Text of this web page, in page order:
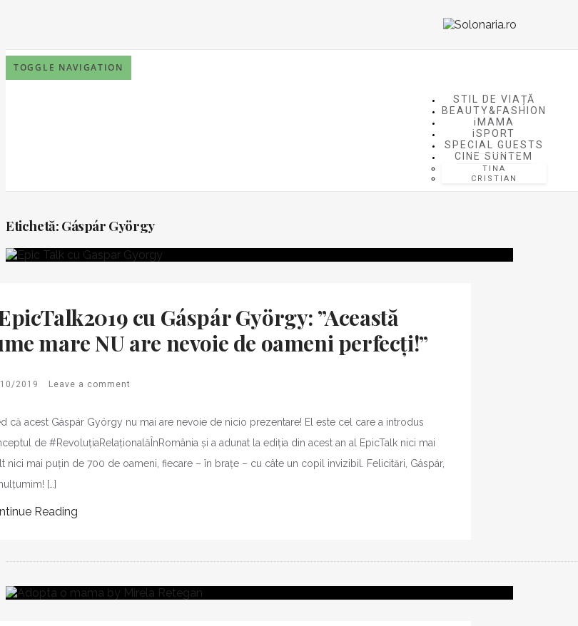
TOGGLE NAVIGATION
STIL DE VIAȚĂ
BEAUTY&FASHION
iMAMA
iSPORT
SPECIAL GUESTS
CINE SUNTEM
TINA
CRISTIAN
Etichetă: Gáspár György
cu Gáspár György: ”Această
mare NU are nevoie de oameni perfecți!”
2019 Leave a comment
că acest Gáspár György nu mai are nevoie de nicio prezentare! El este cel care a introdus
de #RevoluțiaRelaționalăÎnRomânia și a adunat la ediția din acest an al EpicTalk nici mai
nici mai puțin de 700 de oameni, fiecare – în brațe – cu câte un copil invizibil. Felicitări, Gáspár,
[…]
Reading